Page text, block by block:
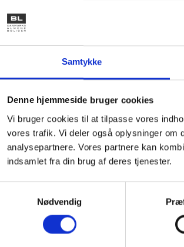
Samtykke
Denne hjemmeside bruger cookies
Vi bruger cookies til at tilpasse vores
vores trafik. Vi deler også oplysninger om
analysepartnere. Vores partnere kan
indsamlet fra din brug af deres tjenester.
Nødvendig
Kontakt
Bent Madsen
Adm. direktør
Tlf: 28 88 18 77
Mail: bma@bl.dk